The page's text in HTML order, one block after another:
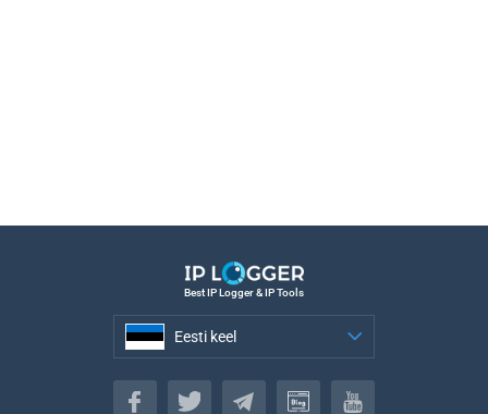
Best IP Logger & IP Tools
Eesti keel
Eesti keel